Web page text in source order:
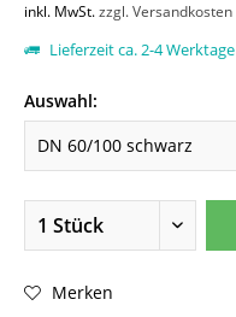
inkl. MwSt.zzgl. Versandkosten
Lieferzeit ca. 2-4 Werktage
Auswahl:
Merken